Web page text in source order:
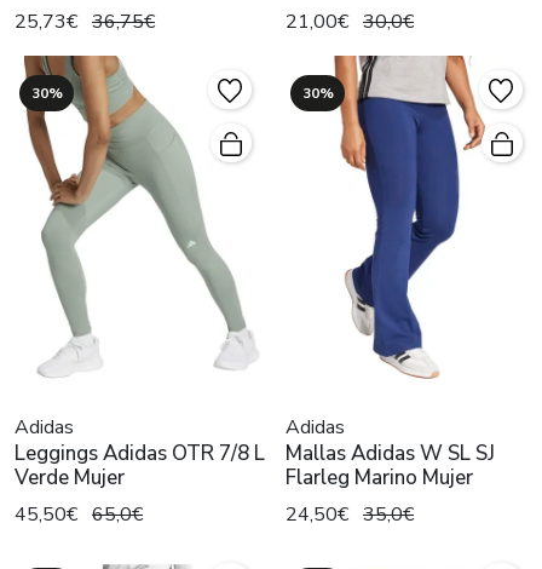
25,73€ 36,75€ 21,00€ 30,0€
30%
Adidas
Leggings Adidas OTR 7/8 L
Verde Mujer
45,50€ 65,0€
30%
Adidas
Mallas Adidas W SL SJ
Flarleg Marino Mujer
24,50€ 35,0€